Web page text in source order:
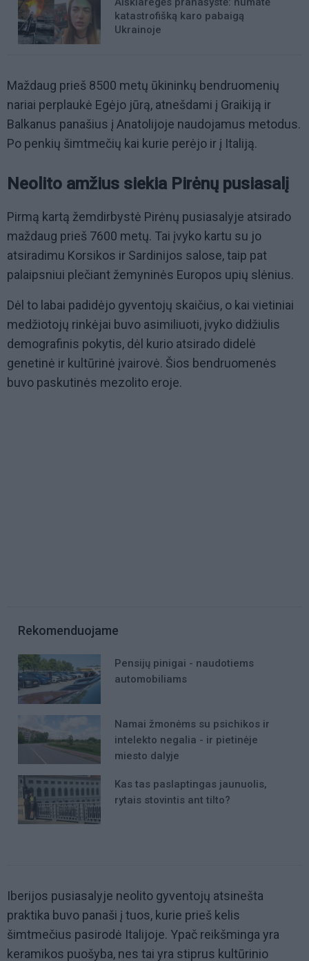
katastrofišką karo pabaigą
Ukrainoje
Maždaug prieš 8500 metų ūkininkų bendruomenių
nariai perplaukė Egėjo jūrą, atnešdami į Graikiją ir
Balkanus panašius į Anatolijoje naudojamus metodus.
Po penkių šimtmečių kai kurie perėjo ir į Italiją.
Neolito amžius siekia Pirėnų pusiasalį
Pirmą kartą žemdirbystė Pirėnų pusiasalyje atsirado
maždaug prieš 7600 metų. Tai įvyko kartu su jo
atsiradimu Korsikos ir Sardinijos salose, taip pat
palaipsniui plečiant žemyninės Europos upių slėnius.
Dėl to labai padidėjo gyventojų skaičius, o kai vietiniai
medžiotojų rinkėjai buvo asimiliuoti, įvyko didžiulis
demografinis pokytis, dėl kurio atsirado didelė
genetinė ir kultūrinė įvairovė. Šios bendruomenės
buvo paskutinės mezolito eroje.
Rekomenduojame
Pensijų pinigai - naudotiems
automobiliams
Namai žmonėms su psichikos ir
intelekto negalia - ir pietinėje
miesto dalyje
Kas tas paslaptingas jaunuolis,
rytais stovintis ant tilto?
Iberijos pusiasalyje neolito gyventojų atsinešta
praktika buvo panaši į tuos, kurie prieš kelis
šimtmečius pasirodė Italijoje. Ypač reikšminga yra
keramikos puošyba, nes tai yra stiprus kultūrinio